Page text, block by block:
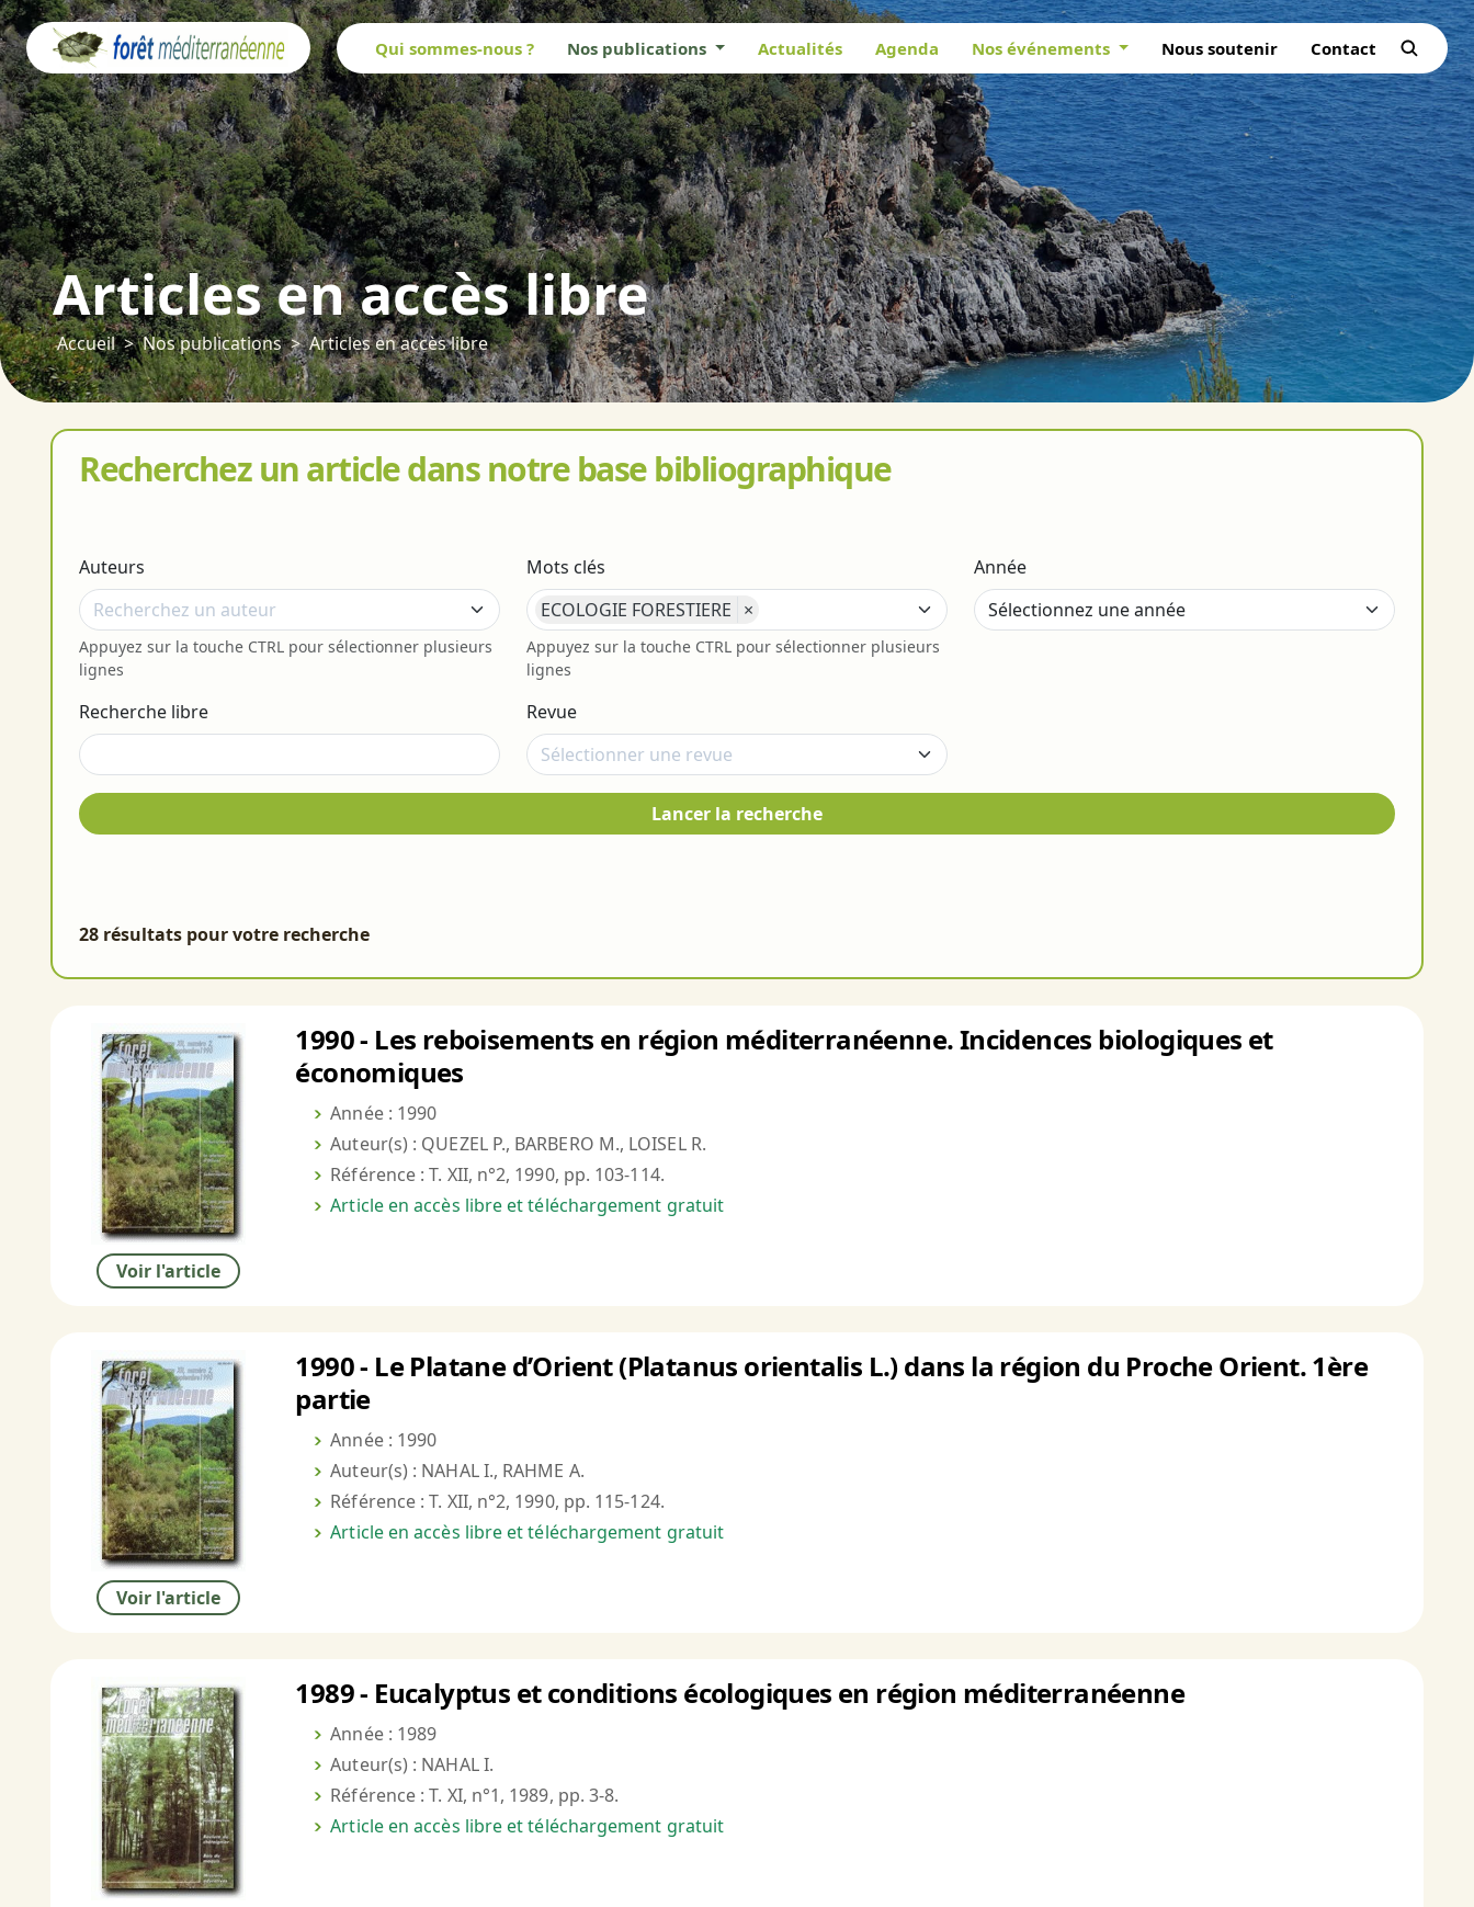
Qui sommes-nous ? Nos publications Actualités Agenda Nos événements Nous soutenir Contact
Articles en accès libre
Accueil Nos publications Articles en accès libre
Recherchez un article dans notre base bibliographique
Auteurs
Appuyez sur la touche CTRL pour sélectionner plusieurs
lignes
Mots clés
ECOLOGIE FORESTIERE ×
Appuyez sur la touche CTRL pour sélectionner plusieurs
lignes
Année
Recherche libre Revue
Lancer la recherche
28 résultats pour votre recherche
Voir l'article
1990 - Les reboisements en région méditerranéenne. Incidences biologiques et
économiques
Année : 1990
Auteur(s) : QUEZEL P., BARBERO M., LOISEL R.
Référence : T. XII, n°2, 1990, pp. 103-114.
Article en accès libre et téléchargement gratuit
Voir l'article
1990 - Le Platane d’Orient (Platanus orientalis L.) dans la région du Proche Orient. 1ère
partie
Année : 1990
Auteur(s) : NAHAL I., RAHME A.
Référence : T. XII, n°2, 1990, pp. 115-124.
Article en accès libre et téléchargement gratuit
1989 - Eucalyptus et conditions écologiques en région méditerranéenne
Année : 1989
Auteur(s) : NAHAL I.
Référence : T. XI, n°1, 1989, pp. 3-8.
Article en accès libre et téléchargement gratuit
Panneau de gestion des cookies